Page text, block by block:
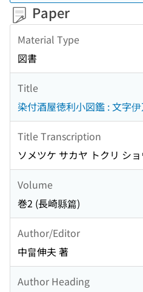
Paper
Material Type
図書
Title
染付酒屋徳利小図鑑 : 文字
Title Transcription
ソメツケ サカヤ トクリ シ
Volume
巻2 (長崎縣篇)
Author/Editor
中畠伸夫 著
Author Heading